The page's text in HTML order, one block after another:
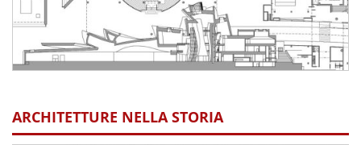
ARCHITETTURE NELLA STORIA